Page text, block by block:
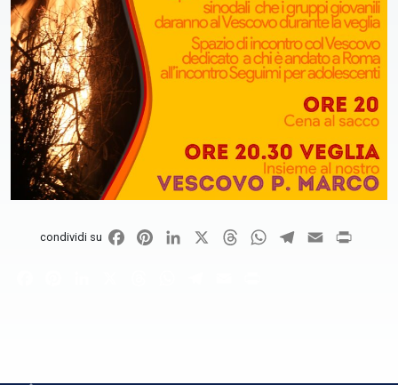
condividi su FacebookPinterestLinkedIn ThreadsWhatsApp
Telegram
Email